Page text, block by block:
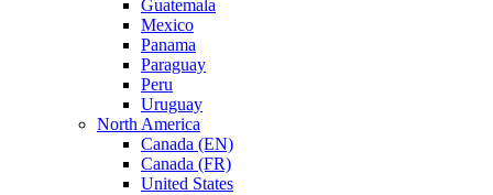
Guatemala
Mexico
Panama
Paraguay
Peru
Uruguay
North America
Canada (EN)
Canada (FR)
United States